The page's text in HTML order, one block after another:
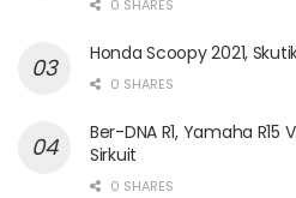
0 SHARES
Honda Scoopy 2021,
0 SHARES
Ber-DNA R1, Yamaha
Sirkuit
0 SHARES